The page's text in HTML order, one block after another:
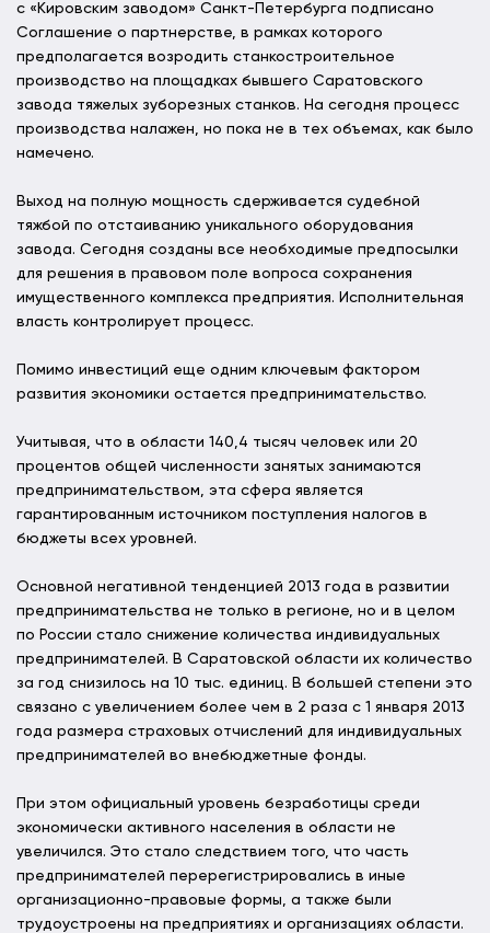
с «Кировским заводом» Санкт-Петербурга подписано
Соглашение о партнерстве, в рамках которого
предполагается возродить станкостроительное
производство на площадках бывшего Саратовского
завода тяжелых зуборезных станков. На сегодня процесс
производства налажен, но пока не в тех объемах, как было
намечено.
Выход на полную мощность сдерживается судебной
тяжбой по отстаиванию уникального оборудования
завода. Сегодня созданы все необходимые предпосылки
для решения в правовом поле вопроса сохранения
имущественного комплекса предприятия. Исполнительная
власть контролирует процесс.
Помимо инвестиций еще одним ключевым фактором
развития экономики остается предпринимательство.
Учитывая, что в области 140,4 тысяч человек или 20
процентов общей численности занятых занимаются
предпринимательством, эта сфера является
гарантированным источником поступления налогов в
бюджеты всех уровней.
Основной негативной тенденцией 2013 года в развитии
предпринимательства не только в регионе, но и в целом
по России стало снижение количества индивидуальных
предпринимателей. В Саратовской области их количество
за год снизилось на 10 тыс. единиц. В большей степени это
связано с увеличением более чем в 2 раза с 1 января 2013
года размера страховых отчислений для индивидуальных
предпринимателей во внебюджетные фонды.
При этом официальный уровень безработицы среди
экономически активного населения в области не
увеличился. Это стало следствием того, что часть
предпринимателей перерегистрировались в иные
организационно-правовые формы, а также были
трудоустроены на предприятиях и организациях области.